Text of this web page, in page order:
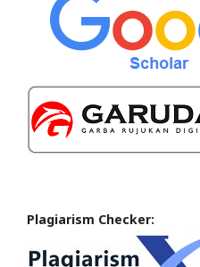
Plagiarism Checker: